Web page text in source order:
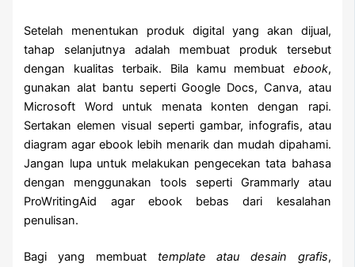
Setelah menentukan produk digital yang akan dijual,
tahap selanjutnya adalah membuat produk tersebut
dengan kualitas terbaik. Bila kamu membuat ebook,
gunakan alat bantu seperti Google Docs, Canva, atau
Microsoft Word untuk menata konten dengan rapi.
Sertakan elemen visual seperti gambar, infografis, atau
diagram agar ebook lebih menarik dan mudah dipahami.
Jangan lupa untuk melakukan pengecekan tata bahasa
dengan menggunakan tools seperti Grammarly atau
ProWritingAid agar ebook bebas dari kesalahan
penulisan.
Bagi yang membuat template atau desain grafis,